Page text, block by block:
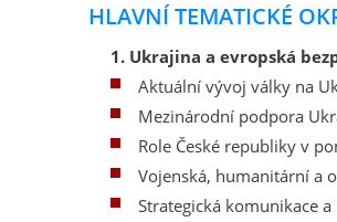
HLAVNÍ TEMATICKÉ
1. Ukrajina a evropská
Aktuální vývoj války na
Mezinárodní podpora
Role České republiky v
Vojenská, humanitární a
Strategická komunikace